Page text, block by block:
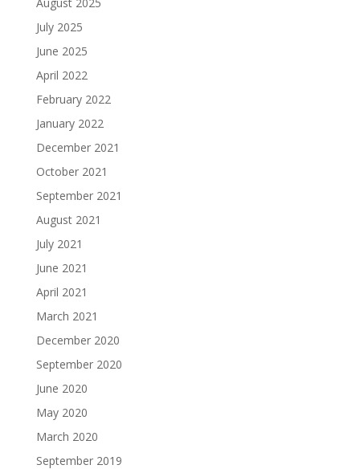
July 2025
June 2025
April 2022
February 2022
January 2022
December 2021
October 2021
September 2021
August 2021
July 2021
June 2021
April 2021
March 2021
December 2020
September 2020
June 2020
May 2020
March 2020
September 2019